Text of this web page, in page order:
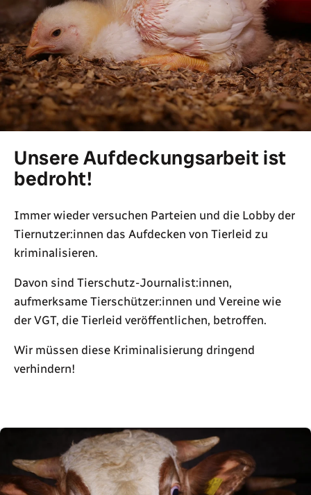
Unsere Aufdeckungsarbeit ist
bedroht!
Immer wieder versuchen Parteien und die Lobby der
Tiernutzer:innen das Aufdecken von Tierleid zu
kriminalisieren.
Davon sind Tierschutz-Journalist:innen,
aufmerksame Tierschützer:innen und Vereine wie
der VGT, die Tierleid veröffentlichen, betroffen.
Wir müssen diese Kriminalisierung dringend
verhindern!